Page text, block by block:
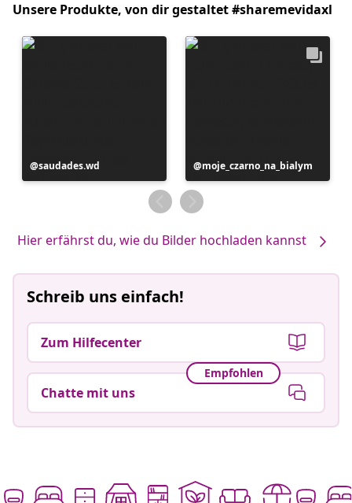
Unsere Produkte, von dir gestaltet #sharemevidaxl
Beitrag
veröffentlicht
saudades.wd
Beitrag
veröffentlicht
von
moje_czarno_na_bialym
Hier erfährst du, wie du Bilder hochladen kannst
Schreib uns einfach!
Zum Hilfecenter
Empfohlen
Chatte mit uns